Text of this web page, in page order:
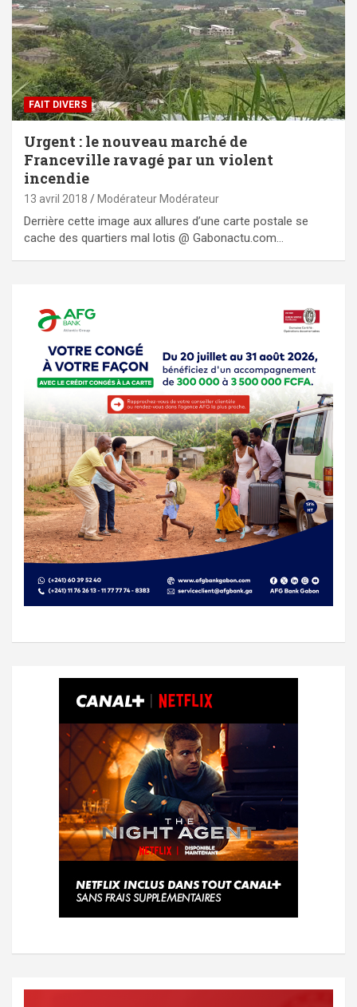
FAIT DIVERS
Urgent : le nouveau marché de
Franceville ravagé par un violent
incendie
13 avril 2018 Modérateur Modérateur
Derrière cette image aux allures d’une carte postale se
cache des quartiers mal lotis @ Gabonactu.com…